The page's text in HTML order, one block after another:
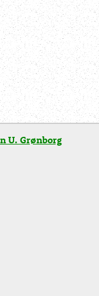
U. Grønborg